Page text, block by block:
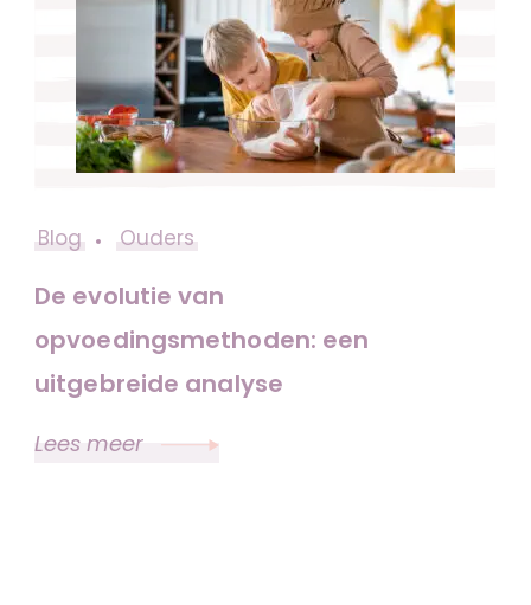
Blog Ouders
De evolutie van
opvoedingsmethoden: een
uitgebreide analyse
Lees meer